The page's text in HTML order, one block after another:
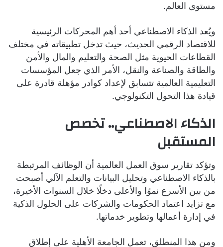
مستوى العالم.
ويُعد الذكاء الاصطناعي أحد أهم المحركات الرئيسية
للاقتصاد الرقمي الحديث، حيث تدخل تطبيقاته في مختلف
القطاعات الحيوية مثل الصحة والتعليم والمال والأمن
والطاقة والصناعة والنقل، الأمر الذي جعل المؤسسات
التعليمية العالمية تتسابق لإعداد كوادر مؤهلة قادرة على
قيادة هذا التحول التكنولوجي.
الذكاء الاصطناعي.. تخصص
المستقبل
وتؤكد تقارير سوق العمل العالمية أن الوظائف المرتبطة
بالذكاء الاصطناعي وتحليل البيانات والتعلم الآلي أصبحت
من بين الأسرع نموًا والأعلى دخلًا خلال السنوات الأخيرة،
مع تزايد اعتماد الحكومات والشركات على الحلول الذكية
في إدارة أعمالها وتطوير خدماتها.
ومن هذا المنطلق، تعمل الجامعة الأهلية على إطلاق